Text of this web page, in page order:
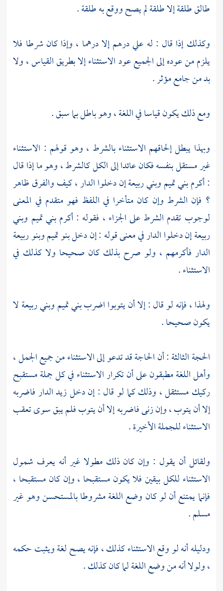
طالق طلقة إلا طلقة لم يصح ووقع به طلقة .
وكذلك إذا قال : له علي درهم إلا درهما ، وإذا كان شرطا فلا
يلزم من عوده إلى الجميع عود الاستثناء إلا بطريق القياس ، ولا
بد من جامع مؤثر .
ومع ذلك يكون قياسا في اللغة ، وهو باطل بما سبق .
وبهذا يبطل إلحاقهم الاستثناء بالشرط ، وهو قولهم : الاستثناء
غير مستقل بنفسه فكان عائدا إلى الكل كالشرط ، وهو ما إذا قال
: أكرم بني تميم وبني ربيعة إن دخلوا الدار ، كيف والفرق ظاهر
؟ فإن الشرط وإن كان متأخرا في اللفظ فهو متقدم في المعنى
لوجوب تقدم الشرط على الجزاء ، فقوله : أكرم بني تميم وبني
ربيعة إن دخلوا الدار في معنى قوله : إن دخل بنو تميم وبنو ربيعة
الدار فأكرمهم ، ولو صرح بذلك كان صحيحا ولا كذلك في
الاستثناء .
ولهذا ، فإنه لو قال : إلا أن يتوبوا اضرب بني تميم وبني ربيعة لا
يكون صحيحا .
الحجة الثالثة : أن الحاجة قد تدعو إلى الاستثناء من جميع الجمل ،
وأهل اللغة مطبقون على أن تكرار الاستثناء في كل جملة مستقبح
ركيك مستثقل ، وذلك كما لو قال : إن دخل زيد الدار فاضربه
إلا أن يتوب ، وإن زنى فاضربه إلا أن يتوب فلم يبق سوى تعقب
الاستثناء للجملة الأخيرة .
ولقائل أن يقول : وإن كان ذلك مطولا غير أنه يعرف شمول
الاستثناء للكل بيقين فلا يكون مستقبحا ، وإن كان مستقبحا ،
فإنما يمتنع أن لو كان وضع اللغة مشروطا بالمستحسن وهو غير
مسلم .
ودليله أنه لو وقع الاستثناء كذلك ، فإنه يصح لغة ويثبت حكمه
، ولولا أنه من وضع اللغة لما كان كذلك .